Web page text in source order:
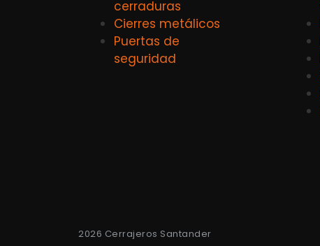
cerraduras
Cierres metálicos
Puertas de
seguridad
2026 Cerrajeros Santander